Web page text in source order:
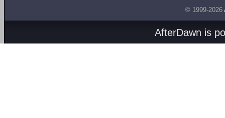
© 1999-2026
AfterDawn is